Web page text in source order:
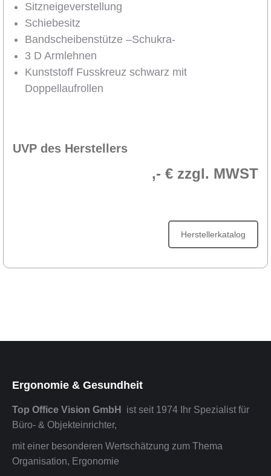
Sitzneigeverstellung
Schiebesitz
Bandscheibenstütze –Schukra-
3 D Armlehnen
Kunststoff Fusskreuz schwarz mit
Doppellaufrollen
UVP des Herstellers
,- € zzgl. MWST
Herstellerkatalog
Ergonomie & Gesundheit
Top Office Vision GmbH
ist seit 1974 Ihr Spezialist für
Büro- & Objekteinrichter,
mit einer besonderen Wertschätzung zum Thema
Organisation, Ergonomie